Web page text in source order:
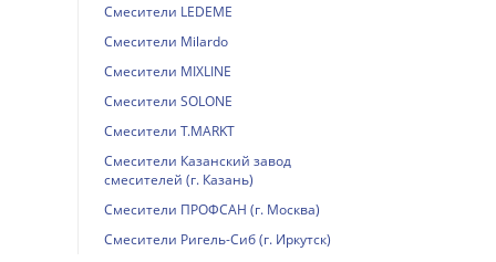
Смесители LEDEME
Смесители Milardo
Смесители MIXLINE
Смесители SOLONE
Смесители T.MARKT
Смесители Казанский завод
смесителей (г. Казань)
Смесители ПРОФСАН (г. Москва)
Смесители Ригель-Сиб (г. Иркутск)